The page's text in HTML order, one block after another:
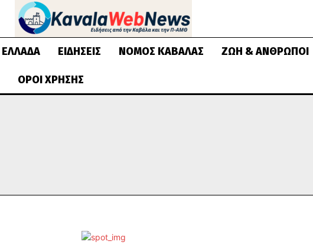
ΕΛΛΆΔΑ ΕΙΔΉΣΕΙΣ ΝΟΜΌΣ ΚΑΒΆΛΑΣ ΖΩΉ & ΆΝΘΡΩΠΟΙ
ΌΡΟΙ ΧΡΉΣΗΣ